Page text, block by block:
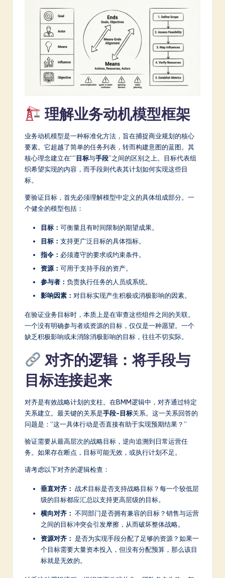
in
A
w
In
理解业务动机模型框架
业务动机模型是一种标准化方法，旨在捕捉商业规划的核心
要素。它超越了简单的任务列表，转而构建意图的蓝图。其
核心理念建立在“”目标与手段”之间的区别之上。目标代表组
织希望实现的内容，而手段则代表其计划如何实现这些目
标。
要验证目标，首先必须理解模型中定义的具体组成部分。一
个健全的模型包括：
目标： 可衡量且有时间限制的期望成果。
目标： 支持更广泛目标的具体指标。
指令： 必须遵守的要求或约束条件。
资源： 可用于支持手段的资产。
参与者： 负责执行任务的人员或系统。
影响因素： 对目标实现产生积极或消极影响的因素。
在验证业务目标时，本质上是在审查这些组件之间的关联。
一个没有明确参与者或资源的目标，仅仅是一种愿望。一个
缺乏积极影响或未消除消极影响的目标，往往不切实际。
对齐的逻辑：将手段与
目标连接起来
对齐是有效战略计划的支柱。在BMM逻辑中，对齐通过特定
关系建立。最关键的关系是手段-目标关系。这一关系回答的
问题是：“这一具体行动是否直接有助于实现预期结果？”
验证需要从最高层次的战略目标，逆向追溯到日常运营任
务。如果存在断点，目标可能无效，或执行计划不足。
请考虑以下对齐的逻辑检查：
垂直对齐： 战术目标是否支持战略目标？每一个较低层
级的目标都应汇总以支持更高层级的目标。
横向对齐： 不同部门是否拥有兼容的目标？销售与运营
之间的目标冲突会引发摩擦，从而破坏整体战略。
资源对齐： 是否为实现手段分配了足够的资源？如果一
个目标需要大量资本投入，但没有分配预算，那么该目
标就是无效的。